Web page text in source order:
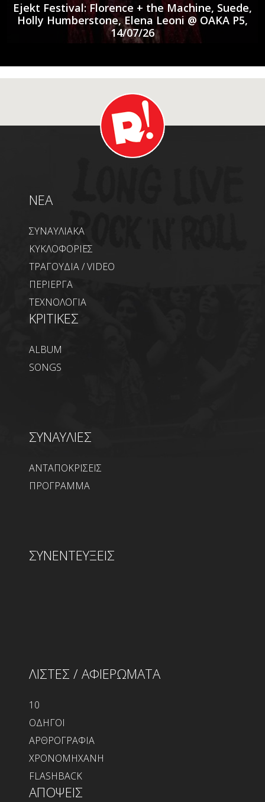
Ejekt Festival: Florence + the Machine, Suede,
Holly Humberstone, Elena Leoni @ ΟΑΚΑ P5,
14/07/26
NEA
ΣΥΝΑΥΛΙΑΚΑ
ΚΥΚΛΟΦΟΡΙΕΣ
ΤΡΑΓΟΥΔΙΑ / VIDEO
ΠΕΡΙΕΡΓΑ
ΤΕΧΝΟΛΟΓΙΑ
ΚΡΙΤΙΚΕΣ
ALBUM
SONGS
ΣΥΝΑΥΛΙΕΣ
ΑΝΤΑΠΟΚΡΙΣΕΙΣ
ΠΡΟΓΡΑΜΜΑ
ΣΥΝΕΝΤΕΥΞΕΙΣ
ΛΙΣΤΕΣ / ΑΦΙΕΡΩΜΑΤΑ
10
ΟΔΗΓΟΙ
ΑΡΘΡΟΓΡΑΦΙΑ
ΧΡΟΝΟΜΗΧΑΝΗ
FLASHBACK
ΑΠΟΨΕΙΣ